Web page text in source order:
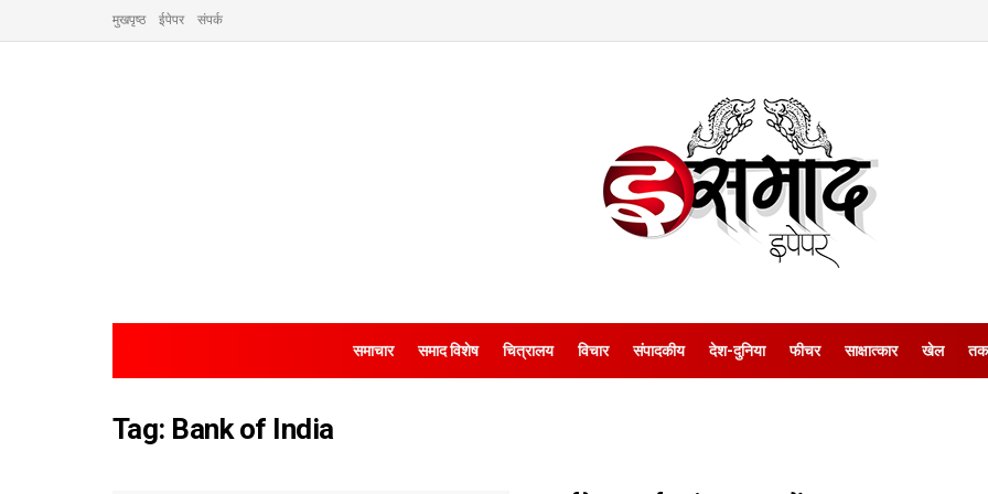
मुखपृष्ठ ईपेपर संपर्क
समाचार समाद विशेष चित्रालय विचार संपादकीय देश-दुनिया फीचर साक्षात्‍कार खेल
Tag: Bank of India